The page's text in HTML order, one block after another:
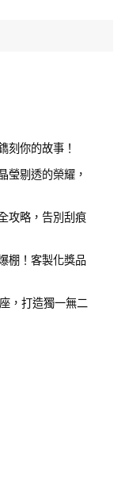
刻你的故事！
瑩剔透的榮耀，
攻略，告別刮痕
棚！客製化獎品
，打造獨一無二